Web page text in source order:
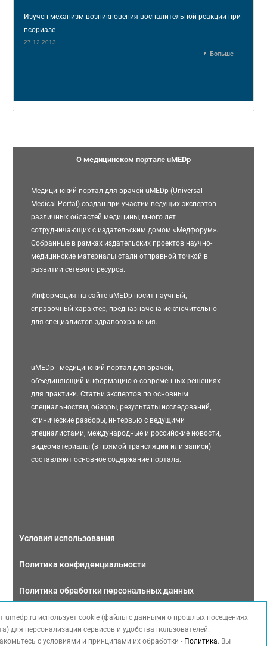
Изучен механизм возникновения воспалительной реакции при
псориазе
27.12.2013
Больше
О медицинском портале uMEDp
Медицинский портал для врачей uMEDp (Universal
Medical Portal) создан при участии ведущих экспертов
различных областей медицины, много лет
сотрудничающих с издательским домом «Медфорум».
Собранные в рамках издательских проектов научно-
медицинские материалы стали отправной точкой в
развитии сетевого ресурса.
Информация на сайте uMEDp носит научный,
справочный характер, предназначена исключительно
для специалистов здравоохранения.
uMEDp - медицинский портал для врачей,
объединяющий информацию о современных решениях
для практики. Статьи экспертов по основным
специальностям, обзоры, результаты исследований,
клинические разборы, интервью с ведущими
специалистами, международные и российские новости,
видеоматериалы (в прямой трансляции или записи)
составляют основное содержание портала.
Условия использования
Политика конфиденциальности
Политика обработки персональных данных
Связаться с нами
umedp.ru использует cookie (файлы с данными о прошлых посещениях
для персонализации сервисов и удобства пользователей.
с условиями и принципами их обработки - Политика. Вы